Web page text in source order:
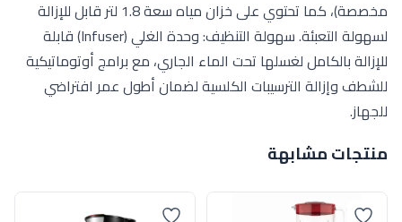
مخصصة)، كما تحتوي على خزان مياه سعة 1.8 لتر قابل للإزالة
لسهولة التعبئة. سهولة التنظيف: وحدة الغلي (Infuser) قابلة
للإزالة بالكامل لغسلها تحت الماء الجاري، مع برامج أوتوماتيكية
للشطف وإزالة الترسيبات الكلسية لضمان أطول عمر افتراضي
للجهاز.
منتجات مشابهة